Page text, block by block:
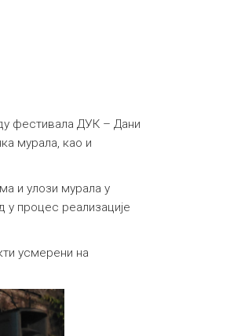
фестивала ДУК – Дани
мурала, као и
и улози мурала у
у процес реализације
усмерени на